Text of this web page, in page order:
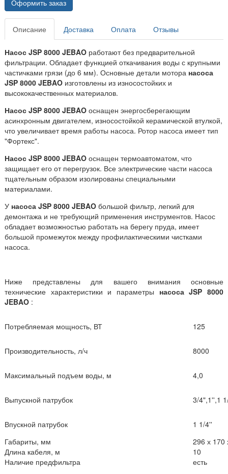
Оформить заказ
Описание Доставка Оплата Отзывы
Насос JSP 8000 JEBAO работают без предварительной
фильтрации. Обладает функцией откачивания воды с крупными
частичками грязи (до 6 мм). Основные детали мотора насоса
JSP 8000 JEBAO изготовлены из износостойких и
высококачественных материалов.
Насос JSP 8000 JEBAO оснащен энергосберегающим
асинхронным двигателем, износостойкой керамической втулкой,
что увеличивает время работы насоса. Ротор насоса имеет тип
"Фортекс".
Насос JSP 8000 JEBAO оснащен термоавтоматом, что
защищает его от перегрузок. Все электрические части насоса
тщательным образом изолированы специальными
материалами.
У насоса JSP 8000 JEBAO большой фильтр, легкий для
демонтажа и не требующий применения инструментов. Насос
обладает возможностью работать на берегу пруда, имеет
большой промежуток между профилактическими чистками
насоса.
Ниже представлены для вашего внимания основные
технические характеристики и параметры насосаJSP 8000
JEBAO :
Потребляемая мощность, ВТ 125
Производительность, л/ч 8000
Максимальный подъем воды, м 4,0
Выпускной патрубок 3/4",1'',1
Впускной патрубок
1 1/4''
Габариты, мм
296 х 170
Длина кабеля, м
10
Наличие предфильтра
есть